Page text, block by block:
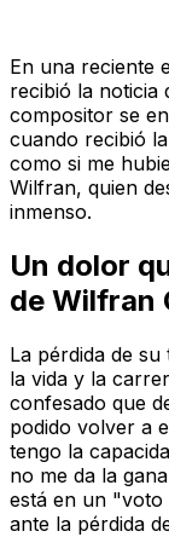
En una reciente
recibió la noticia
compositor se
cuando recibió
como si me
Wilfran, quien
inmenso.
Un dolor
de Wilfran
La pérdida de
la vida y la
confesado que
podido volver a
tengo la
no me da la
está en un
ante la pérdida